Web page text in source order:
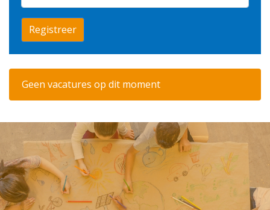
Registreer
Geen vacatures op dit moment